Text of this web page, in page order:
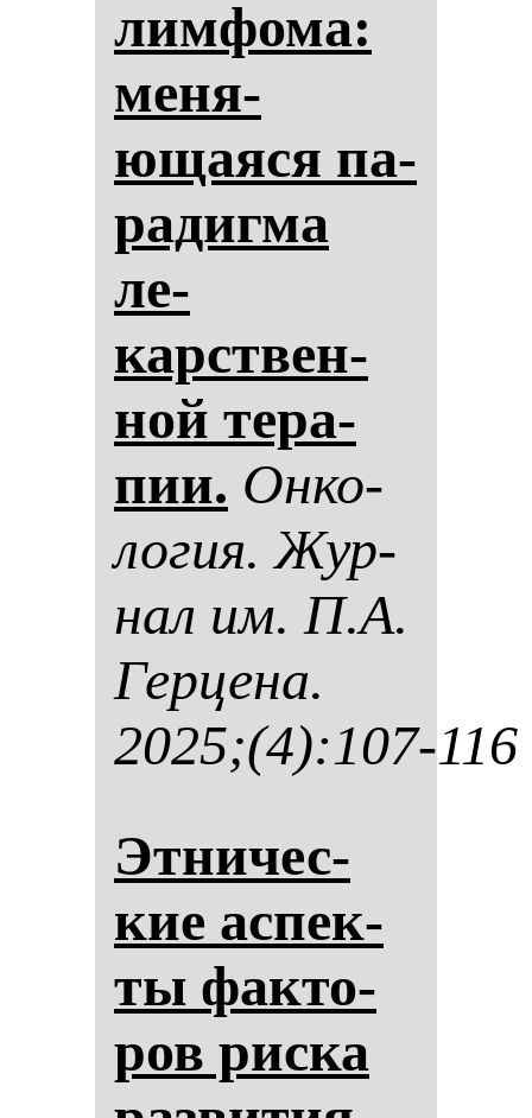
лим­фо­ма:
ме­ня­
ющаяся па­
ра­диг­ма
ле­
карствен­
ной те­ра­
пии. Он­ко­
ло­гия. Жур­
нал им. П.А.
Гер­це­на.
2025;(4):107-116
Эт­ни­чес­
кие ас­пек­
ты фак­то­
ров рис­ка